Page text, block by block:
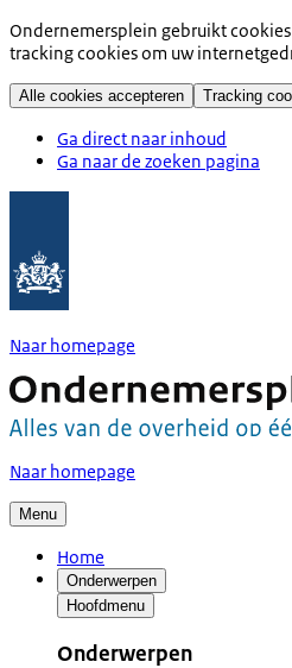
Ondernemersplein gebruikt
tracking cookies om uw
Alle cookies accepteren Tracking
Ga direct naar inhoud
Ga naar de zoeken pagina
Naar homepage
Naar homepage
Menu
Home
Onderwerpen
Hoofdmenu
Onderwerpen